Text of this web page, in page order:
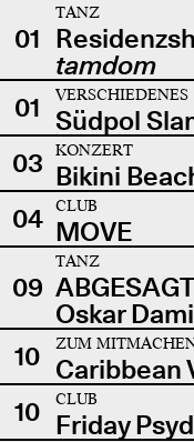
01
TANZ
tamdom
01
VERSCHIEDENES
Südpol
03
KONZERT
Bikini
04
CLUB
MOVE
09
TANZ
Oskar
10
ZUM
Caribbean
10
CLUB
Friday